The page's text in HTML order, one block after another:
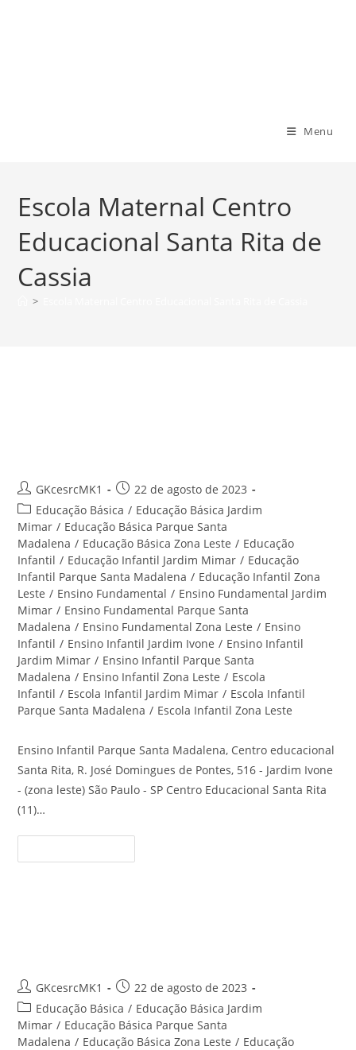
Menu
Escola Maternal Centro
Educacional Santa Rita de
Cassia
>
Autor
do
post:
GKcesrcMK1
Post
publicado:
22 de agosto de 2023
Categoria
do
post:
Educação Básica / Educação Básica Jardim
Mimar / Educação Básica Parque Santa
Madalena / Educação Básica Zona Leste / Educação
Infantil / Educação Infantil Jardim Mimar / Educação
Infantil Parque Santa Madalena / Educação Infantil Zona
Leste / Ensino Fundamental / Ensino Fundamental Jardim
Mimar / Ensino Fundamental Parque Santa
Madalena / Ensino Fundamental Zona Leste / Ensino
Infantil / Ensino Infantil Jardim Ivone / Ensino Infantil
Jardim Mimar / Ensino Infantil Parque Santa
Madalena / Ensino Infantil Zona Leste / Escola
Infantil / Escola Infantil Jardim Mimar / Escola Infantil
Parque Santa Madalena / Escola Infantil Zona Leste
Ensino Infantil Parque Santa Madalena, Centro educacional
Santa Rita, R. José Domingues de Pontes, 516 - Jardim Ivone
- (zona leste) São Paulo - SP Centro Educacional Santa Rita
(11)…
Infantil
Autor
do
post:
GKcesrcMK1
Post
publicado:
22 de agosto de 2023
Categoria
do
post:
Educação Básica / Educação Básica Jardim
Mimar / Educação Básica Parque Santa
Madalena / Educação Básica Zona Leste / Educação